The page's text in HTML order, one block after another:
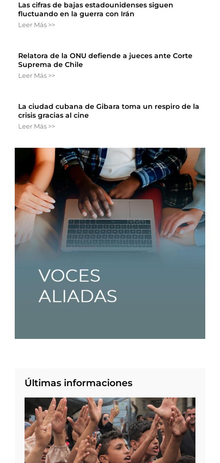
Las cifras de bajas estadounidenses siguen
fluctuando en la guerra con Irán
Leer Más >>
Relatora de la ONU defiende a jueces ante Corte
Suprema de Chile
Leer Más >>
La ciudad cubana de Gibara toma un respiro de la
crisis gracias al cine
Leer Más >>
Últimas informaciones